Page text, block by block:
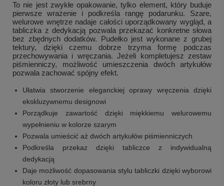
To nie jest zwykłe opakowanie, tylko element, który buduje
pierwsze wrażenie i podkreśla rangę podarunku. Szare,
welurowe wnętrze nadaje całości uporządkowany wygląd, a
tabliczka z dedykacją pozwala przekazać konkretne słowa
bez zbędnych dodatków. Pudełko jest wykonane z grubej
tektury, dzięki czemu dobrze trzyma formę podczas
przechowywania i wręczania. Jeżeli kompletujesz zestaw
piśmienniczy, możliwość umieszczenia dwóch artykułów
pozwala zachować spójny efekt.
Ułatwia stworzenie eleganckiej oprawy wręczenia dzięki
ekskluzywnemu designowi
Porządkuje zawartość dzięki miękkiemu welurowemu
wypełnieniu w kolorze szarym
Pozwala umieścić aż dwóch artykułów piśmienniczych
Podkreśla przekaz dzięki tabliczce z indywidualną
dedykacją
Daje możliwość dopasowania stylu tabliczki dzięki wyborowi
koloru złoty lub srebrny